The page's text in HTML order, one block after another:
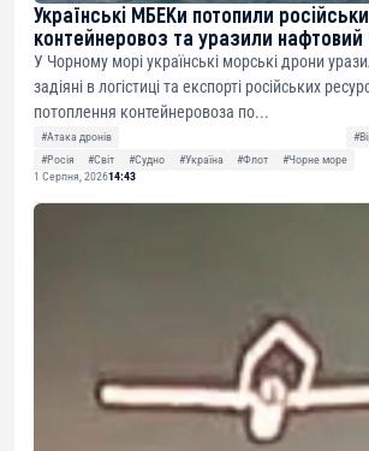
Українські МБЕКи потопили
контейнеровоз та уразили нафтовий
У Чорному морі українські морські дрони
задіяні в логістиці та експорті російських
потоплення контейнеровоза по...
#Атака дронів
#Росія
#Світ #Судно #Україна #Флот
#Чорне море
1 Серпня, 202614:43